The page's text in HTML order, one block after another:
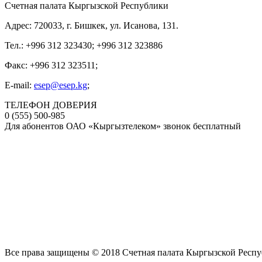
Счетная палата Кыргызской Республики
Адрес: 720033, г. Бишкек, ул. Исанова, 131.
Тел.: +996 312 323430; +996 312 323886
Факс: +996 312 323511;
E-mail: esep@esep.kg;
ТЕЛЕФОН ДОВЕРИЯ
0 (555) 500-985
Для абонентов ОАО «Кыргызтелеком» звонок бесплатный
Все права защищены © 2018 Счетная палата Кыргызской